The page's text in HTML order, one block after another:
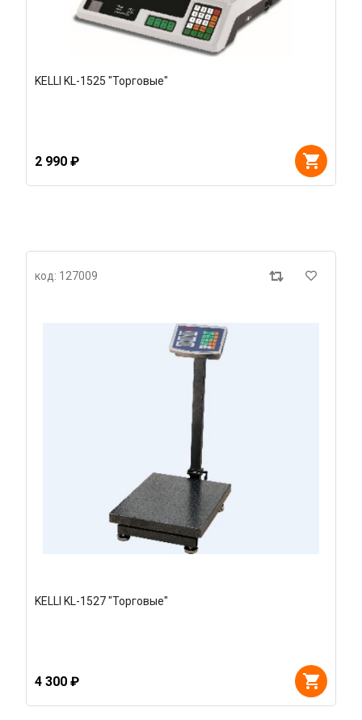
KELLI KL-1525 "Торговые"
2 990 ₽
код: 127009
KELLI KL-1527 "Торговые"
4 300 ₽